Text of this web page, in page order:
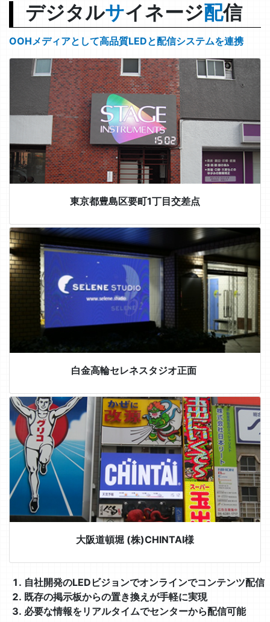
デジタルサイネージ配信
OOHメディアとして高品質LEDと配信システムを連携
東京都豊島区要町1丁目交差点
白金高輪セレネスタジオ正面
大阪道頓堀 (株)CHINTAI様
自社開発のLEDビジョンでオンラインでコンテンツ配信
既存の掲示板からの置き換えが手軽に実現
必要な情報をリアルタイムでセンターから配信可能